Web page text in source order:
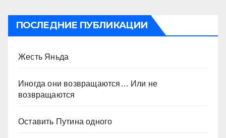
ПОСЛЕДНИЕ ПУБЛИКАЦИИ
Жесть Яньда
Иногда они возвращаются… Или не
возвращаются
Оставить Путина одного